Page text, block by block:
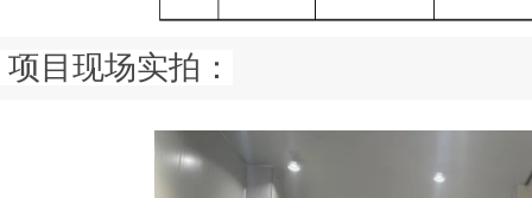
项目现场实拍：